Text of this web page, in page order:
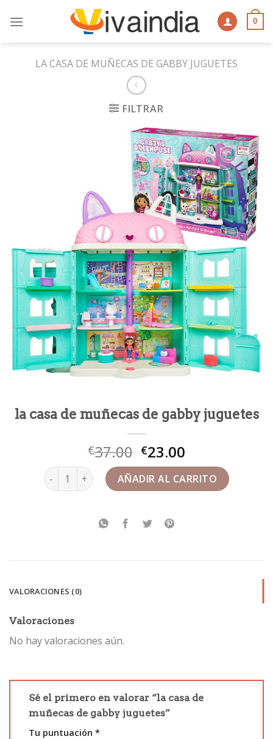
0
LA CASA DE MUÑECAS DE GABBY JUGUETES
FILTRAR
la casa de muñecas de gabby juguetes
€37.00 €23.00
la casa de muñecas de gabby juguetes cantidad
AÑADIR AL CARRITO
VALORACIONES (0)
Valoraciones
No hay valoraciones aún.
Sé el primero en valorar “la casa de
muñecas de gabby juguetes”
Tu puntuación *